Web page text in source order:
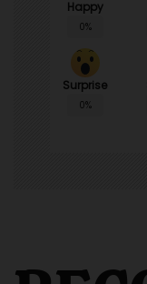
Happy
0%
Surprise
0%